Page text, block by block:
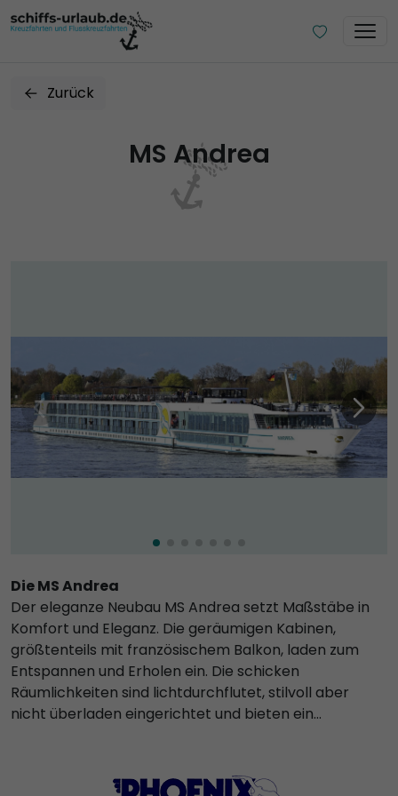
Zurück
MS Andrea
Die MS Andrea
Der eleganze Neubau MS Andrea setzt Maßstäbe in
Komfort und Eleganz. Die geräumigen Kabinen,
größtenteils mit französischem Balkon, laden zum
Entspannen und Erholen ein. Die schicken
Räumlichkeiten sind lichtdurchflutet, stilvoll aber
nicht überladen eingerichtet und bieten ein
geräumige Kabinen mit französichem Balkon, große